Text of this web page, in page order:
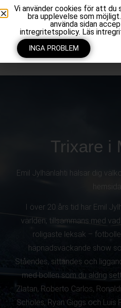
Trixare i
Emil Jylhänlahti hälsar dig
hemsida.
I över 20 års tid har Emil
världen, tillsammans med
roligaste leksak –
häpnadsväckande show
Ståendes, sittandes och
med bollen som du aldrig
Zlatan, Roberto Carlos,
Scholes, Ryan Giggs och Luis
Vi använder cookies för att du
bra upplevelse som
använda sidan
intregritetspolicy. Läs
INGA PROBLEM